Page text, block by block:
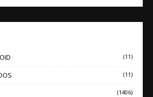
(11)
(11)
(1406)